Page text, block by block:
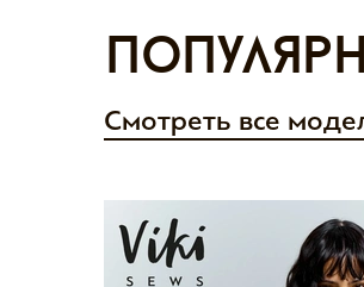
Смотреть все